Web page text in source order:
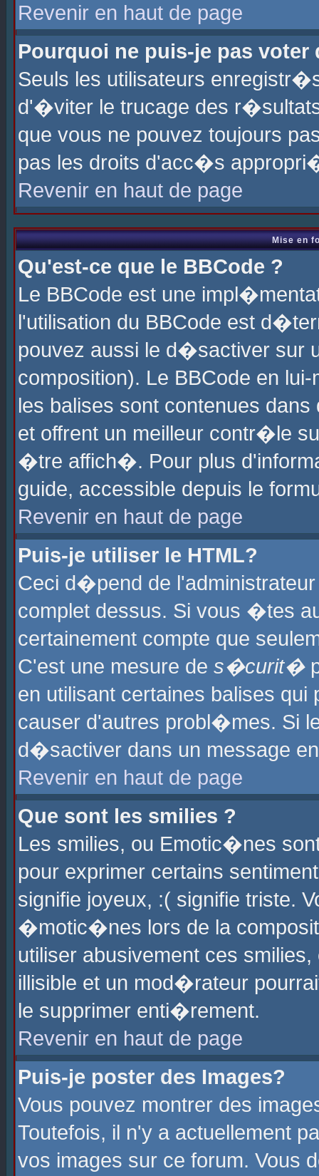
Revenir en haut de page
Pourquoi ne puis-je pas voter
Seuls les utilisateurs
d'�viter le trucage des
que vous ne pouvez toujours
pas les droits d'acc�s
Revenir en haut de page
Mise en
Qu'est-ce que le BBCode ?
Le BBCode est une
l'utilisation du BBCode est
pouvez aussi le d�sactiver sur
composition). Le BBCode en
les balises sont contenues
et offrent un meilleur contr�le
�tre affich�. Pour plus
guide, accessible depuis le
Revenir en haut de page
Puis-je utiliser le HTML?
Ceci d�pend de
complet dessus. Si vous �tes
certainement compte que
C'est une mesure de s�curit�
en utilisant certaines balises
causer d'autres probl�mes. Si
d�sactiver dans un message
Revenir en haut de page
Que sont les smilies ?
Les smilies, ou Emotic�nes
pour exprimer certains
signifie joyeux, :( signifie triste.
�motic�nes lors de la
utiliser abusivement ces
illisible et un mod�rateur
le supprimer enti�rement.
Revenir en haut de page
Puis-je poster des Images?
Vous pouvez montrer des
Toutefois, il n'y a actuellement
vos images sur ce forum. Vous